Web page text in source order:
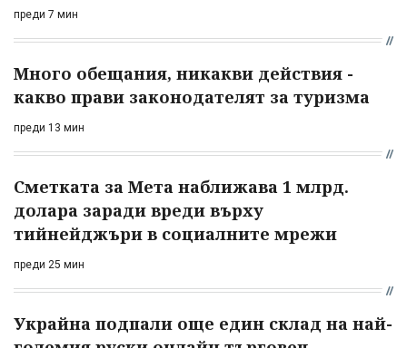
преди 7 мин
Много обещания, никакви действия -
какво прави законодателят за туризма
преди 13 мин
Сметката за Мета наближава 1 млрд.
долара заради вреди върху
тийнейджъри в социалните мрежи
преди 25 мин
Украйна подпали още един склад на най-